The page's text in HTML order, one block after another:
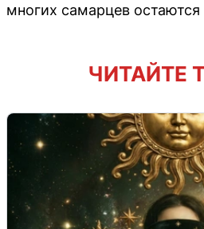
многих самарцев
ЧИТАЙТЕ